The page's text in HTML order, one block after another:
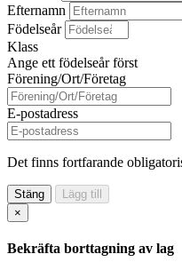
Efternamn
Födelseår
Klass
Ange ett födelseår först
Förening/Ort/Företag
E-postadress
Det finns fortfarande
Stäng
Lägg till
×
Bekräfta borttagning av lag